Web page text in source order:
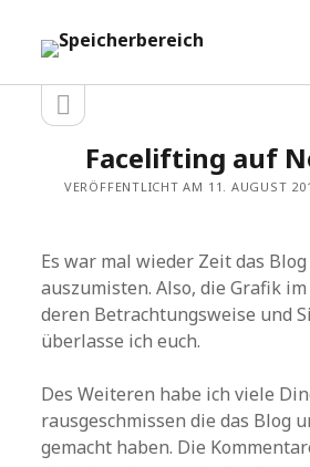
Speicherbereich
Seitenleiste
Seitenleiste
öffnen
Facelifting auf
VERÖFFENTLICHT AM 11. AUGUST
Es war mal wieder Zeit das
auszumisten. Also, die Grafik
deren Betrachtungsweise und
überlasse ich euch.
Des Weiteren habe ich viele
rausgeschmissen die das Blog
gemacht haben. Die